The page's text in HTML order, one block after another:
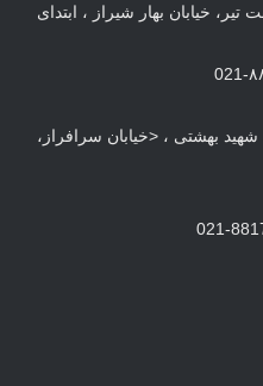
تیر، خیابان بهار شیراز ، ابتدای
شهید بهشتی ، <خیابان سرافراز،